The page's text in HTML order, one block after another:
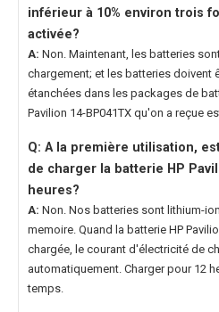
inférieur à 10% environ trois
activée?
A: Non. Maintenant, les batteries
chargement; et les batteries doivent
étanchées dans les packages de
Pavilion 14-BP041TX qu'on a reçue
Q: A la première utilisation,
de charger la batterie HP
heures?
A: Non. Nos batteries sont lithium-
memoire. Quand la batterie HP
chargée, le courant d'électricité de
automatiquement. Charger pour 12
temps.